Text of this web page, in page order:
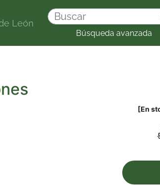
León
Búsqueda avanzada
[En